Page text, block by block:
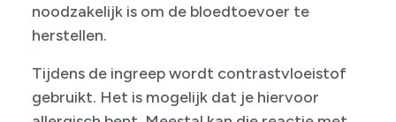
noodzakelijk is om de bloedtoevoer te
herstellen.
Tijdens de ingreep wordt contrastvloeistof
gebruikt. Het is mogelijk dat je hiervoor